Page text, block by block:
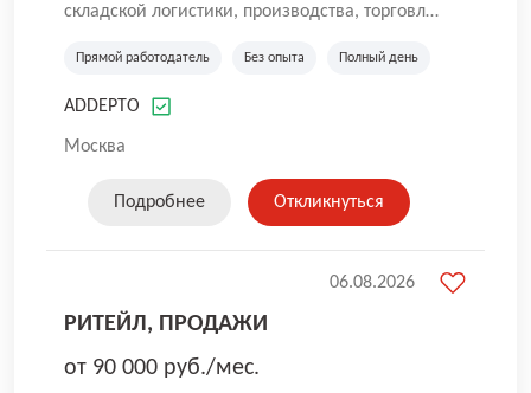
складской логистики, производства, торговли
услуги по предоставлению персонала в
рынке с 2016 года. Самая главная цель для
без опыта, грузчики, комплектовщики,
работа с проживанием, сотрудник склада,
сотрудник магазина, работник склада, работа
Прямой работодатель Без опыта Полный день
ADDEPTO
Москва
Подробнее Откликнуться
РИТЕЙЛ, ПРОДАЖИ
от 90 000 руб./мес.
06.08.2026